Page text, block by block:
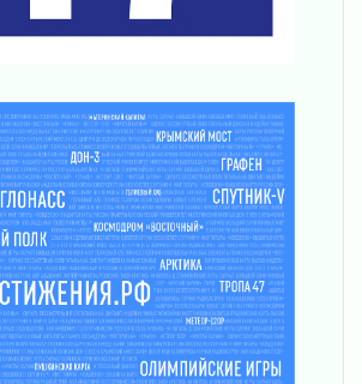
обновляют пространства
2027
в Ленобласти сможет
на доплату от региона
области
10 пожаров
но в корзинку пока не